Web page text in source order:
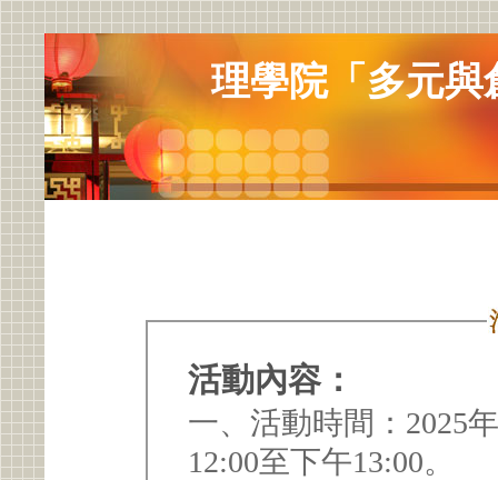
理學院「多元與
活動內容：
一、活動時間：2025
12:00至下午13:00。